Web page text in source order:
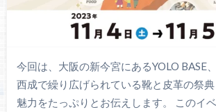
今回は、大阪の新今宮にあるYOLO BASE
西成で繰り広げられている靴と皮革の祭
魅力をたっぷりとお伝えします。 このイ